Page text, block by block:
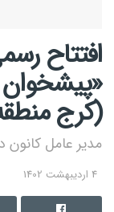
افتتاح
«پیشخوان
(کرج
مدیر عامل کانون
4 اردیبهشت 1402